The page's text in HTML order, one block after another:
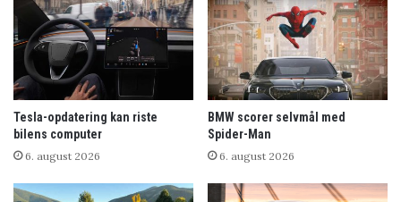
Tesla-opdatering kan riste
bilens computer
6. august 2026
BMW scorer selvmål med
Spider-Man
6. august 2026